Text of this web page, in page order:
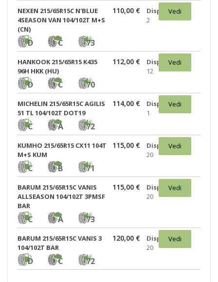
NEXEN 215/65R15C N'BLUE
4SEASON VAN 104/102T M+S
(CN)
D C 73
110,00 €
Disponibili:
2
Vedi
HANKOOK 215/65R15 K435
96H HKK (HU)
D C 70
112,00 €
Disponibili:
12
Vedi
MICHELIN 215/65R15C AGILIS
51 TL 104/102T DOT19
C A 72
114,00 €
Disponibili:
1
Vedi
KUMHO 215/65R15 CX11 104T
M+S KUM
C B 71
115,00 €
Disponibili:
20
Vedi
BARUM 215/65R15C VANIS
ALLSEASON 104/102T 3PMSF
BAR
C A 73
115,00 €
Disponibili:
20
Vedi
BARUM 215/65R15C VANIS 3
104/102T BAR
D C 72
120,00 €
Disponibili:
20
Vedi